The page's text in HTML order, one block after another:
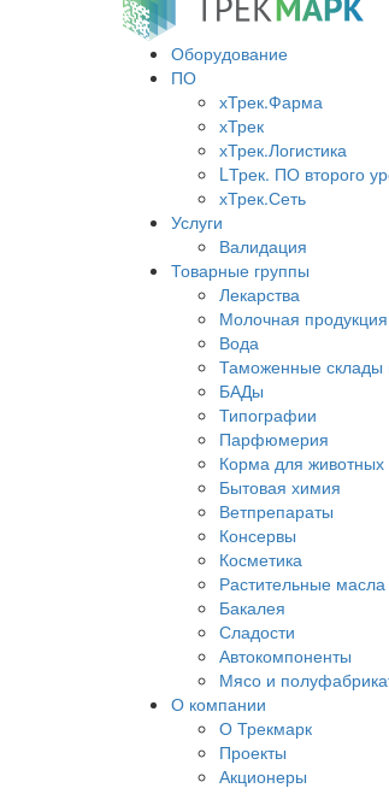
Оборудование
ПО
хТрек.Фарма
хТрек
хТрек.Логистика
LТрек. ПО второго
хТрек.Сеть
Услуги
Валидация
Товарные группы
Лекарства
Молочная продукция
Вода
Таможенные
БАДы
Типографии
Парфюмерия
Корма для животных
Бытовая химия
Ветпрепараты
Консервы
Косметика
Растительные масла
Бакалея
Сладости
Автокомпоненты
Мясо и
О компании
О Трекмарк
Проекты
Акционеры